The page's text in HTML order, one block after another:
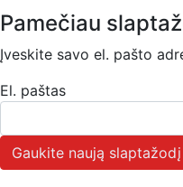
Pamečiau
Įveskite savo el. pašto
El. paštas
Gaukite naują slaptažodį